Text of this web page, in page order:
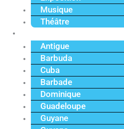
Musique
Théâtre
Antigue
Barbuda
Cuba
Barbade
Dominique
Guadeloupe
Guyane